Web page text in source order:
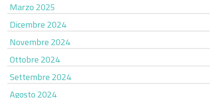
Marzo 2025
Dicembre 2024
Novembre 2024
Ottobre 2024
Settembre 2024
Agosto 2024